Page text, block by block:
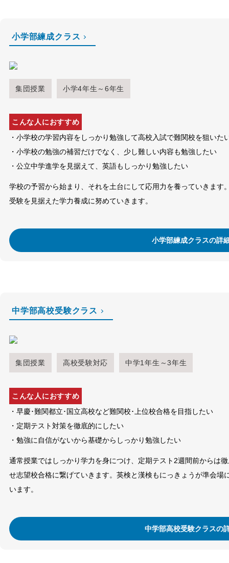
小学部練成クラス
集団授業 小学4年生～6年生
こんな人におすすめ
・小学校の学習内容をしっかり勉強して高校入試で難関校を狙いた
・小学校の勉強の補習だけでなく、少し難しい内容も勉強したい
・公立中学進学を見据えて、英語もしっかり勉強したい
学校の予習から始まり、それを土台にして応用力を養っていきま
受験を見据えた学力養成に努めていきます。
小学部練成クラスの詳
中学部高校受験クラス
集団授業 高校受験対応 中学1年生～3年生
こんな人におすすめ
・早慶･難関都立･国立高校など難関校･上位校合格を目指したい
・定期テスト対策を徹底的にしたい
・勉強に自信がないから基礎からしっかり勉強したい
通常授業ではしっかり学力を身につけ、定期テスト2週間前からは
せ志望校合格に繋げていきます。英検と漢検もにっきょうが準会
います。
中学部高校受験クラスの